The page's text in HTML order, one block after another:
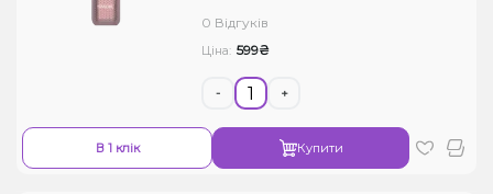
0 Відгуків
Ціна: 599₴
- +
В 1 клік Купити